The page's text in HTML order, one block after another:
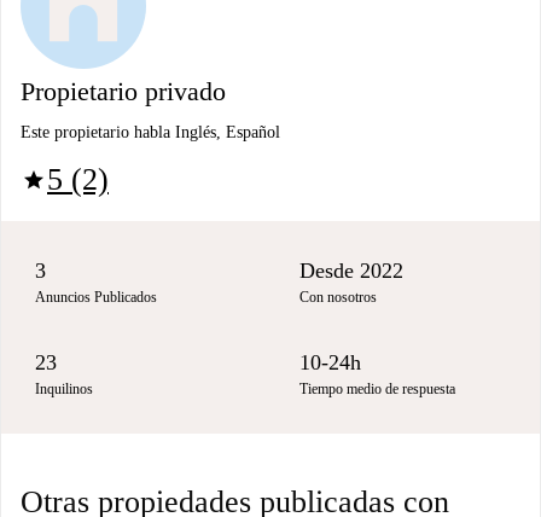
Propietario privado
Este propietario habla Inglés, Español
star5 (2)
3
Anuncios Publicados
Desde 2022
Con nosotros
23
Inquilinos
10-24h
Tiempo medio de respuesta
Otras propiedades publicadas con